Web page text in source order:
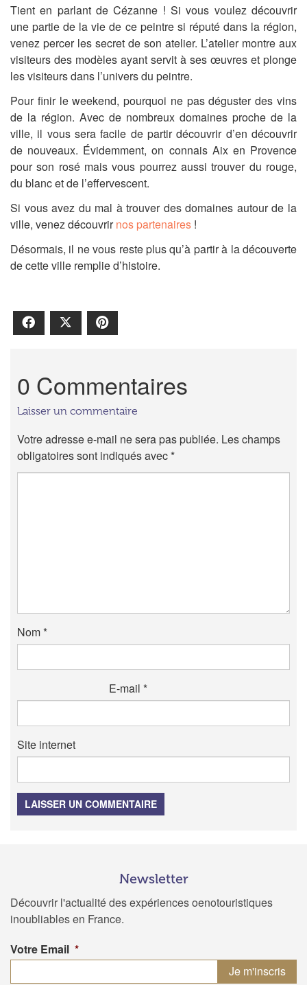
Tient en parlant de Cézanne ! Si vous voulez découvrir
une partie de la vie de ce peintre si réputé dans la région,
venez percer les secret de son atelier. L’atelier montre aux
visiteurs des modèles ayant servit à ses œuvres et plonge
les visiteurs dans l’univers du peintre.
Pour finir le weekend, pourquoi ne pas déguster des vins
de la région. Avec de nombreux domaines proche de la
ville, il vous sera facile de partir découvrir d’en découvrir
de nouveaux. Évidemment, on connais Aix en Provence
pour son rosé mais vous pourrez aussi trouver du rouge,
du blanc et de l’effervescent.
Si vous avez du mal à trouver des domaines autour de la
ville, venez découvrirnos partenaires !
Désormais, il ne vous reste plus qu’à partir à la découverte
de cette ville remplie d’histoire.
Facebook
0 Commentaires
Laisser un commentaire
Votre adresse e-mail ne sera pas publiée. Les champs
obligatoires sont indiqués avec*
Nom*
E-mail *
Site internet
LAISSER UN COMMENTAIRE
Newsletter
Découvrir l'actualité des expériences oenotouristiques
inoubliables en France.
Votre Email *